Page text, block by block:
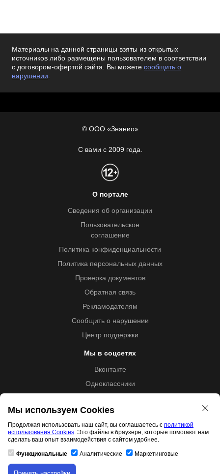
Материалы на данной страницы взяты из открытых
источников либо размещены пользователем в соответствии
с договором-офертой сайта. Вы можете сообщить о
нарушении.
© ООО «Знанио»
С вами с 2009 года.
О портале
Сведения об организации
Пользовательское
соглашение
Политика конфиденциальности
Политика персональных данных
Проверка документов
Обратная связь
Рекламодателям
Сообщить о нарушении
Центр поддержки
Мы в соцсетях
Вконтакте
Одноклассники
Образовательная лицензия №5257 от 09.09.2020 (Л035-
01253-67/00192487)
Мы используем Cookies
Продолжая использовать наш сайт, вы соглашаетесь с политикой
использования Cookies. Это файлы в браузере, которые помогают нам
сделать ваш опыт взаимодействия с сайтом удобнее.
Функциональные Аналитические Маркетинговые